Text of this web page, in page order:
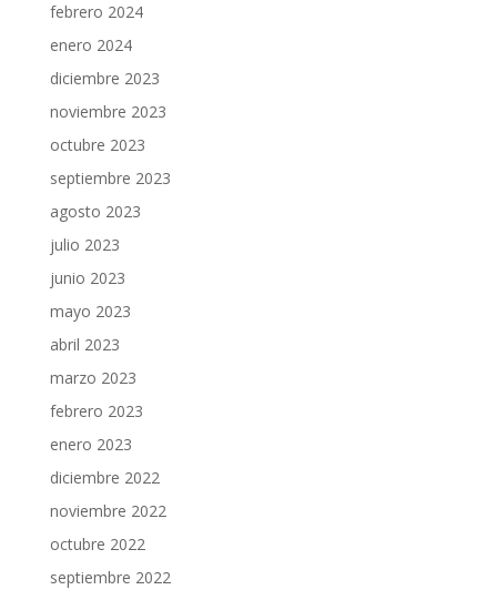
febrero 2024
enero 2024
diciembre 2023
noviembre 2023
octubre 2023
septiembre 2023
agosto 2023
julio 2023
junio 2023
mayo 2023
abril 2023
marzo 2023
febrero 2023
enero 2023
diciembre 2022
noviembre 2022
octubre 2022
septiembre 2022